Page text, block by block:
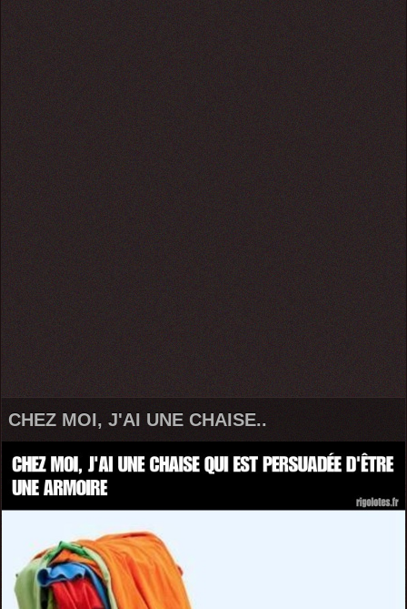
CHEZ MOI, J'AI UNE CHAISE..